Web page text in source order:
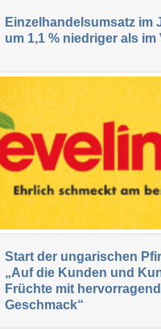
Einzelhandelsumsatz im
um 1,1 % niedriger als im
Start der ungarischen
„Auf die Kunden und
Früchte mit
Geschmack“